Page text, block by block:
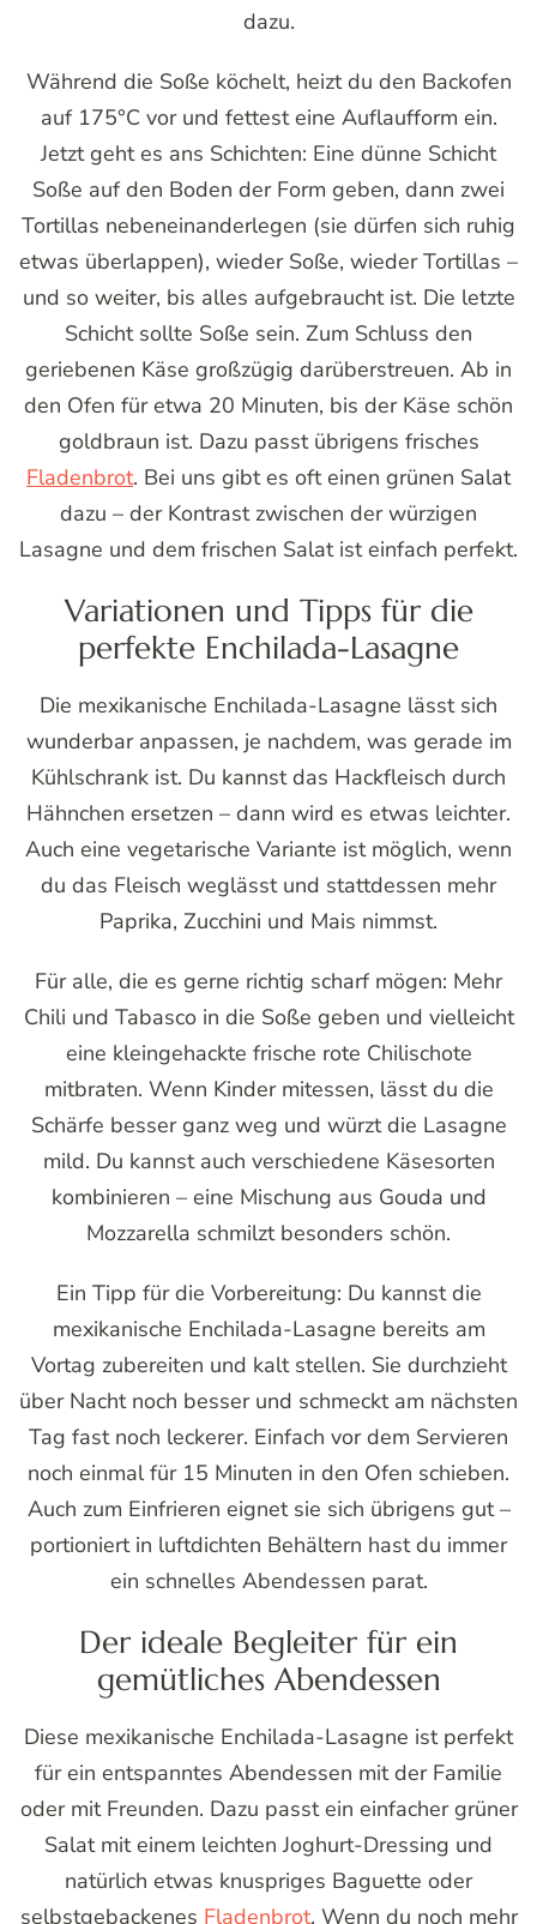
dazu.
Während die Soße köchelt, heizt du den Backofen
auf 175°C vor und fettest eine Auflaufform ein.
Jetzt geht es ans Schichten: Eine dünne Schicht
Soße auf den Boden der Form geben, dann zwei
Tortillas nebeneinanderlegen (sie dürfen sich ruhig
etwas überlappen), wieder Soße, wieder Tortillas –
und so weiter, bis alles aufgebraucht ist. Die letzte
Schicht sollte Soße sein. Zum Schluss den
geriebenen Käse großzügig darüberstreuen. Ab in
den Ofen für etwa 20 Minuten, bis der Käse schön
goldbraun ist. Dazu passt übrigens frisches
Fladenbrot. Bei uns gibt es oft einen grünen Salat
dazu – der Kontrast zwischen der würzigen
Lasagne und dem frischen Salat ist einfach perfekt.
Variationen und Tipps für die
perfekte Enchilada-Lasagne
Die mexikanische Enchilada-Lasagne lässt sich
wunderbar anpassen, je nachdem, was gerade im
Kühlschrank ist. Du kannst das Hackfleisch durch
Hähnchen ersetzen – dann wird es etwas leichter.
Auch eine vegetarische Variante ist möglich, wenn
du das Fleisch weglässt und stattdessen mehr
Paprika, Zucchini und Mais nimmst.
Für alle, die es gerne richtig scharf mögen: Mehr
Chili und Tabasco in die Soße geben und vielleicht
eine kleingehackte frische rote Chilischote
mitbraten. Wenn Kinder mitessen, lässt du die
Schärfe besser ganz weg und würzt die Lasagne
mild. Du kannst auch verschiedene Käsesorten
kombinieren – eine Mischung aus Gouda und
Mozzarella schmilzt besonders schön.
Ein Tipp für die Vorbereitung: Du kannst die
mexikanische Enchilada-Lasagne bereits am
Vortag zubereiten und kalt stellen. Sie durchzieht
über Nacht noch besser und schmeckt am nächsten
Tag fast noch leckerer. Einfach vor dem Servieren
noch einmal für 15 Minuten in den Ofen schieben.
Auch zum Einfrieren eignet sie sich übrigens gut –
portioniert in luftdichten Behältern hast du immer
ein schnelles Abendessen parat.
Der ideale Begleiter für ein
gemütliches Abendessen
Diese mexikanische Enchilada-Lasagne ist perfekt
für ein entspanntes Abendessen mit der Familie
oder mit Freunden. Dazu passt ein einfacher grüner
Salat mit einem leichten Joghurt-Dressing und
natürlich etwas knuspriges Baguette oder
selbstgebackenes Fladenbrot. Wenn du noch mehr